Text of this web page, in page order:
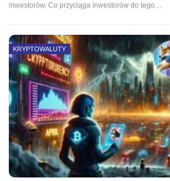
inwestorów. Co przyciąga inwestorów do tego…
KRYPTOWALUTY